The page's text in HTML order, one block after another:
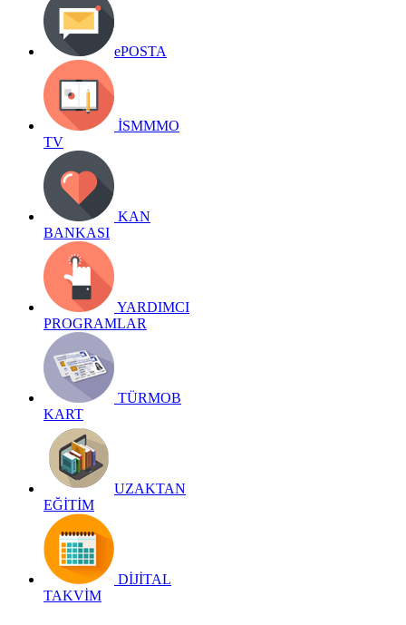
ePOSTA
İSMMMO
TV
KAN
BANKASI
YARDIMCI
PROGRAMLAR
TÜRMOB
KART
UZAKTAN
EĞİTİM
DİJİTAL
TAKVİM